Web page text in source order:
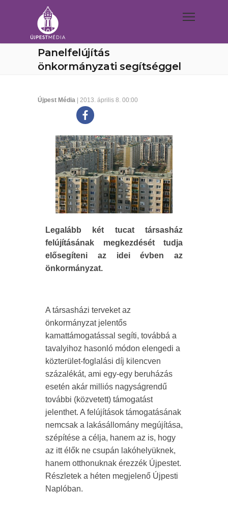
Panelfelújítás
önkormányzati segítséggel
Újpest Média | 2013. április 8. 00:00
Legalább két tucat társasház
felújításának megkezdését tudja
elősegíteni az idei évben az
önkormányzat.
A társasházi terveket az
önkormányzat jelentős
kamattámogatással segíti, továbbá a
tavalyihoz hasonló módon elengedi a
közterület-foglalási díj kilencven
százalékát, ami egy-egy beruházás
esetén akár milliós nagyságrendű
további (közvetett) támogatást
jelenthet. A felújítások támogatásának
nemcsak a lakásállomány megújítása,
szépítése a célja, hanem az is, hogy
az itt élők ne csupán lakóhelyüknek,
hanem otthonuknak érezzék Újpestet.
Részletek a héten megjelenő Újpesti
Naplóban.